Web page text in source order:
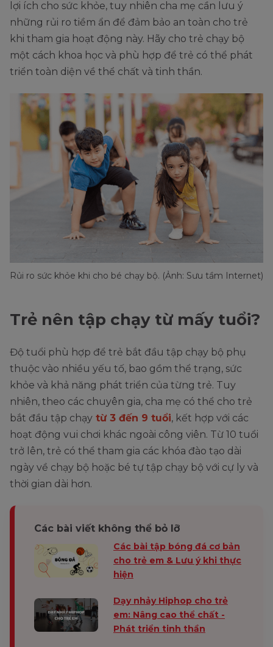
lợi ích cho sức khỏe, tuy nhiên cha mẹ cần lưu ý
những rủi ro tiềm ẩn để đảm bảo an toàn cho trẻ
khi tham gia hoạt động này. Hãy cho trẻ chạy bộ
một cách khoa học và phù hợp để trẻ có thể phát
triển toàn diện về thể chất và tinh thần.
Rủi ro sức khỏe khi cho bé chạy bộ. (Ảnh: Sưu tầm Internet)
Trẻ nên tập chạy từ mấy tuổi?
Độ tuổi phù hợp để trẻ bắt đầu tập chạy bộ phụ
thuộc vào nhiều yếu tố, bao gồm thể trạng, sức
khỏe và khả năng phát triển của từng trẻ. Tuy
nhiên, theo các chuyên gia, cha mẹ có thể cho trẻ
bắt đầu tập chạy từ 3 đến 9 tuổi, kết hợp với các
hoạt động vui chơi khác ngoài công viên. Từ 10 tuổi
trở lên, trẻ có thể tham gia các khóa đào tạo dài
ngày về chạy bộ hoặc bé tự tập chạy bộ với cự ly và
thời gian dài hơn.
Các bài viết không thể bỏ lỡ
Các bài tập bóng đá cơ bản
cho trẻ em & Lưu ý khi thực
hiện
Dạy nhảy Hiphop cho trẻ
em: Nâng cao thể chất -
Phát triển tinh thần